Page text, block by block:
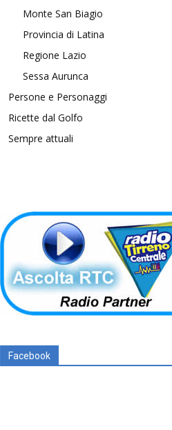
Monte San Biagio
Provincia di Latina
Regione Lazio
Sessa Aurunca
Persone e Personaggi
Ricette dal Golfo
Sempre attuali
Facebook